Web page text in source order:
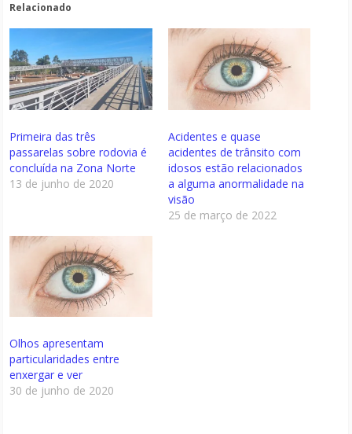
Relacionado
Primeira das três
passarelas sobre rodovia é
concluída na Zona Norte
13 de junho de 2020
Acidentes e quase
acidentes de trânsito com
idosos estão relacionados
a alguma anormalidade na
visão
25 de março de 2022
Olhos apresentam
particularidades entre
enxergar e ver
30 de junho de 2020